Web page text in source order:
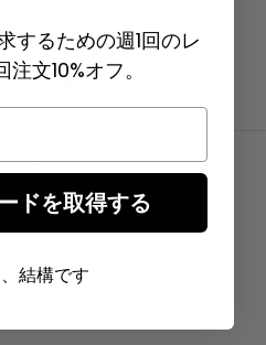
エクスト
濃度を誇る香
るための誘
台裏を、
り交ぜな
するための週1回のレ
文10%オフ。
ドを取得する
結構です